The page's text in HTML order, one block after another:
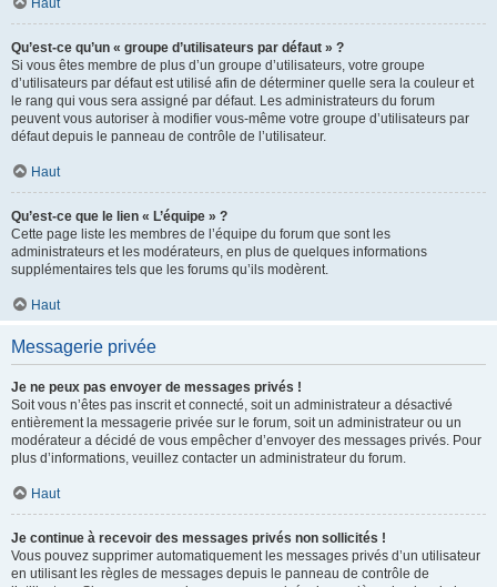
Haut
Qu’est-ce qu’un « groupe d’utilisateurs par défaut » ?
Si vous êtes membre de plus d’un groupe d’utilisateurs, votre groupe
d’utilisateurs par défaut est utilisé afin de déterminer quelle sera la couleur et
le rang qui vous sera assigné par défaut. Les administrateurs du forum
peuvent vous autoriser à modifier vous-même votre groupe d’utilisateurs par
défaut depuis le panneau de contrôle de l’utilisateur.
Haut
Qu’est-ce que le lien « L’équipe » ?
Cette page liste les membres de l’équipe du forum que sont les
administrateurs et les modérateurs, en plus de quelques informations
supplémentaires tels que les forums qu’ils modèrent.
Haut
Messagerie privée
Je ne peux pas envoyer de messages privés !
Soit vous n’êtes pas inscrit et connecté, soit un administrateur a désactivé
entièrement la messagerie privée sur le forum, soit un administrateur ou un
modérateur a décidé de vous empêcher d’envoyer des messages privés. Pour
plus d’informations, veuillez contacter un administrateur du forum.
Haut
Je continue à recevoir des messages privés non sollicités !
Vous pouvez supprimer automatiquement les messages privés d’un utilisateur
en utilisant les règles de messages depuis le panneau de contrôle de